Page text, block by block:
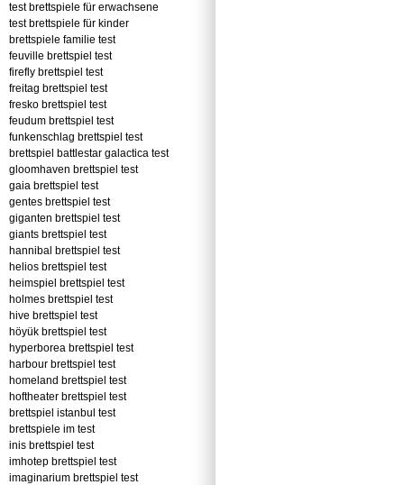
test brettspiele für erwachsene
test brettspiele für kinder
brettspiele familie test
feuville brettspiel test
firefly brettspiel test
freitag brettspiel test
fresko brettspiel test
feudum brettspiel test
funkenschlag brettspiel test
brettspiel battlestar galactica test
gloomhaven brettspiel test
gaia brettspiel test
gentes brettspiel test
giganten brettspiel test
giants brettspiel test
hannibal brettspiel test
helios brettspiel test
heimspiel brettspiel test
holmes brettspiel test
hive brettspiel test
höyük brettspiel test
hyperborea brettspiel test
harbour brettspiel test
homeland brettspiel test
hoftheater brettspiel test
brettspiel istanbul test
brettspiele im test
inis brettspiel test
imhotep brettspiel test
imaginarium brettspiel test